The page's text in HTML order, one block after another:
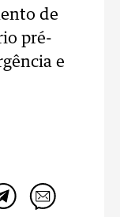
de
pré-
e